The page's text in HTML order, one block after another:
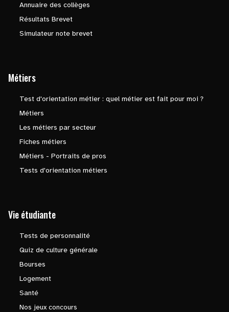
Annuaire des collèges
Résultats Brevet
Simulateur note brevet
Métiers
Test d'orientation métier : quel métier est fait pour moi ?
Métiers
Les métiers par secteur
Fiches métiers
Métiers - Portraits de pros
Tests d'orientation métiers
Vie étudiante
Tests de personnalité
Quiz de culture générale
Bourses
Logement
Santé
Nos jeux concours